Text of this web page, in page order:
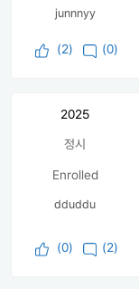
junnnyy
(2) (0)
2025
정시
Enrolled
dduddu
(0) (2)